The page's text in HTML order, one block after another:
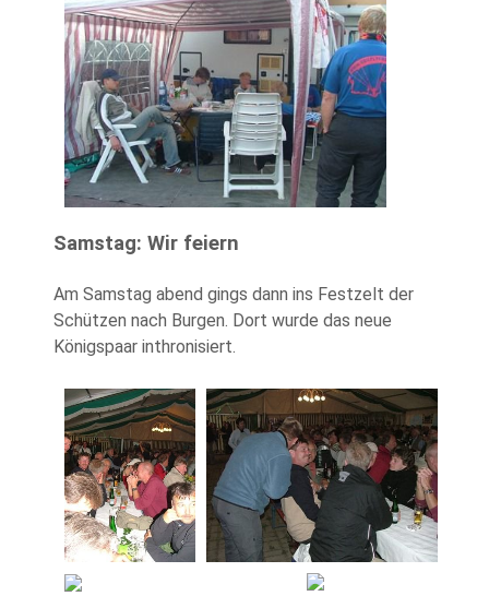
Samstag: Wir feiern
Am Samstag abend gings dann ins Festzelt der
Schützen nach Burgen. Dort wurde das neue
Königspaar inthronisiert.